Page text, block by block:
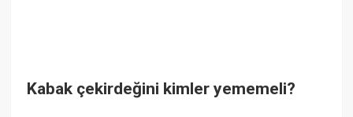
Kabak çekirdeğini kimler yememeli?